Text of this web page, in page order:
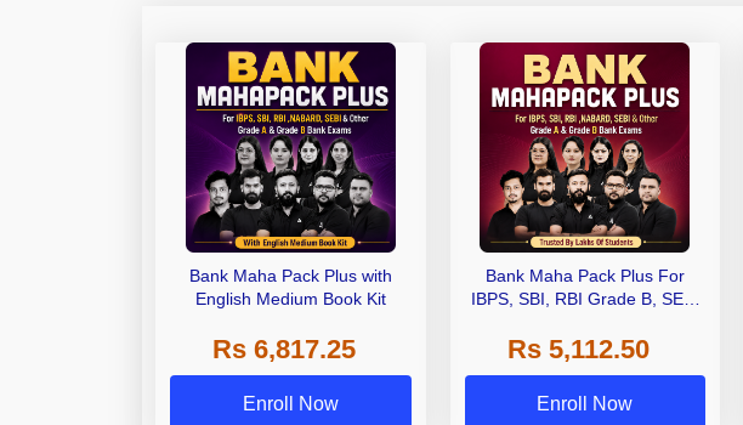
Bank Maha Pack Plus with
English Medium Book Kit
Rs 6,817.25
Enroll Now
Bank Maha Pack Plus For
IBPS, SBI, RBI Grade B, SEBI
Other Grade A & Grade B Bank
Exams
Rs 5,112.50
Enroll Now